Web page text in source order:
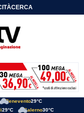
CERCA
Benevento29°C
29°C Salerno30°C